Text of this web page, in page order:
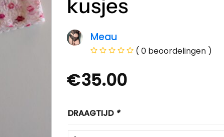
kusjes
Meau
( 0 beoordelingen )
€35.00
DRAAGTIJD *